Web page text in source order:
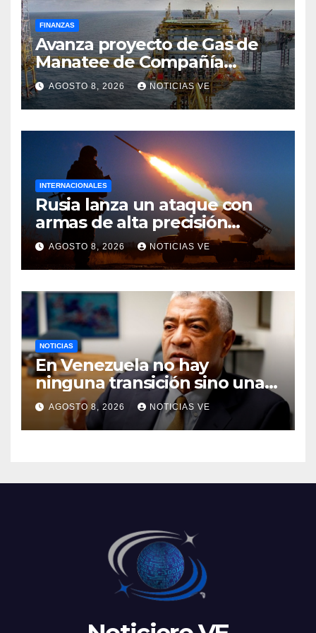
FINANZAS
Avanza proyecto de Gas de
Manatee de Compañía
Nacional de Gas de Trinidad y
Tobago
AGOSTO 8, 2026 NOTICIAS VE
INTERNACIONALES
Rusia lanza un ataque con
armas de alta precisión
contra la industria militar en
Kiev
AGOSTO 8, 2026 NOTICIAS VE
NOTICIAS
En Venezuela no hay
ninguna transición sino una
ocupación a la fuerza
AGOSTO 8, 2026 NOTICIAS VE